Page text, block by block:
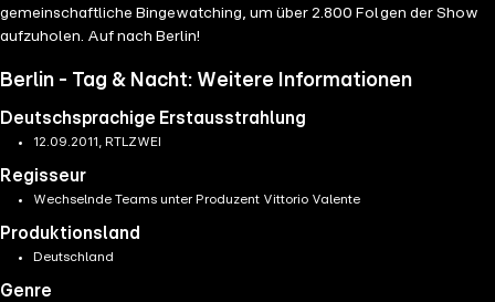
gemeinschaftliche Bingewatching, um über 2.800 Folgen der Show
aufzuholen. Auf nach Berlin!
Berlin - Tag & Nacht: Weitere Informationen
Deutschsprachige Erstausstrahlung
12.09.2011, RTLZWEI
Regisseur
Wechselnde Teams unter Produzent Vittorio Valente
Produktionsland
Deutschland
Genre